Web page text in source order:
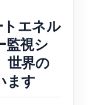
エネル
監視シ
世界の
ます